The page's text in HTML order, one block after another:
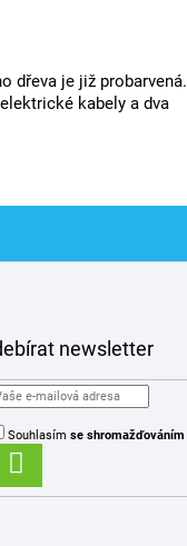
dřeva je již probarvená.
kabely a dva
newsletter
Souhlasím se shromažďováním
SE